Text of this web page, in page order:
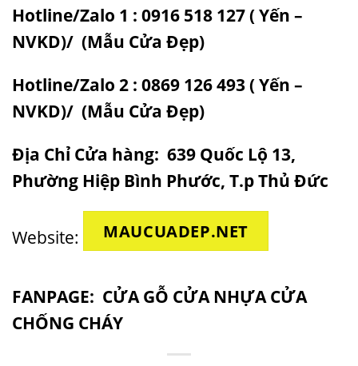
Hotline/Zalo 1 : 0916 518 127( Yến –
NVKD)/ (Mẫu Cửa Đẹp)
Hotline/Zalo 2 : 0869 126 493( Yến –
NVKD)/ (Mẫu Cửa Đẹp)
Địa Chỉ Cửa hàng: 639 Quốc Lộ 13,
Phường Hiệp Bình Phước, T.p Thủ Đức
Website: MAUCUADEP.NET
FANPAGE: CỬA GỖ CỬA NHỰA CỬA
CHỐNG CHÁY